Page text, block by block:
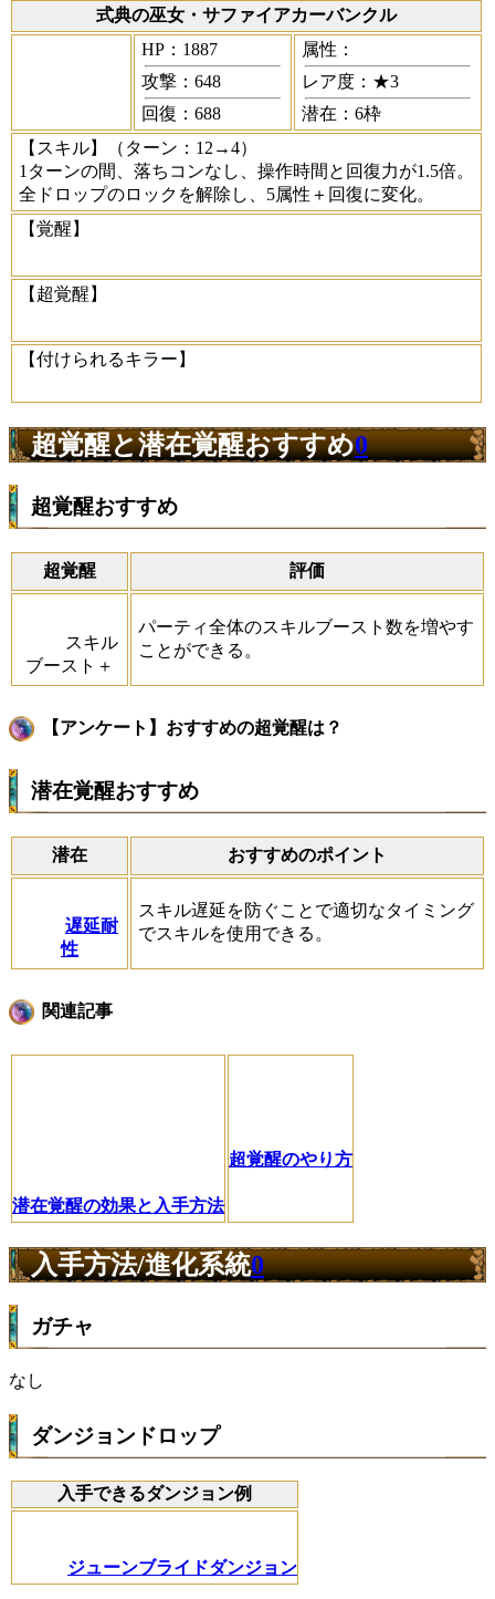
式典の巫女・サファイアカーバンクル
HP：1887
攻撃：648
回復：688
属性：
レア度：★3
潜在：6枠
【スキル】
（ターン：12→4）
1ターンの間、落ちコンなし、操作時間と回復力が1.5倍。
全ドロップのロックを解除し、5属性＋回復に変化。
【覚醒】
【超覚醒】
【付けられるキラー】
超覚醒と潜在覚醒おすすめ0
超覚醒おすすめ
超覚醒 評価
スキル
ブースト＋
パーティ全体のスキルブースト数を増やす
ことができる。
【アンケート】おすすめの超覚醒は？
潜在覚醒おすすめ
潜在 おすすめのポイント
遅延耐
性
スキル遅延を防ぐことで適切なタイミング
でスキルを使用できる。
関連記事
潜在覚醒の効果と入手方法
超覚醒のやり方
入手方法/進化系統0
ガチャ
なし
ダンジョンドロップ
入手できるダンジョン例
ジューンブライドダンジョン